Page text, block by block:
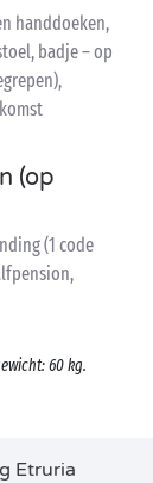
handdoeken,
badje – op
(op
(1 code
60 kg.
Etruria